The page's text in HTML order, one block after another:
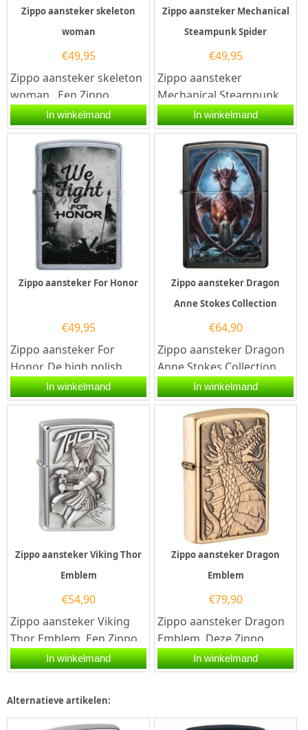
Zippo aansteker skeleton
woman
€49,95
Zippo aansteker skeleton
woman . Een Zippo
aansteker is een
kwalitatief...
In winkelmand
Zippo aansteker Mechanical
Steampunk Spider
€49,95
Zippo aansteker
Mechanical Steampunk
Spider. Een Zippo
aansteker is een
kwalitatief...
In winkelmand
Zippo aansteker For Honor
€49,95
Zippo aansteker For
Honor. De high polish
chrome Zippo aansteker
is aan de voorzijde
voorzien van...
In winkelmand
Zippo aansteker Dragon
Anne Stokes Collection
€64,90
Zippo aansteker Dragon
Anne Stokes Collection.
Deze zwarte Zippo
aansteker is aan de
voorzijde...
In winkelmand
Zippo aansteker Viking Thor
Emblem
€54,90
Zippo aansteker Viking
Thor Emblem. Een Zippo
aansteker is een zeer
kwalitatieve aanstekers
In winkelmand
Zippo aansteker Dragon
Emblem
€79,90
Zippo aansteker Dragon
Emblem. Deze Zippo
aansteker heeft een
gouden geborsteld
In winkelmand
Alternatieve artikelen: